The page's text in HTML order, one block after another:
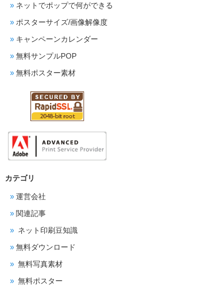
ネットでポップで何ができる
ポスターサイズ/画像解像度
キャンペーンカレンダー
無料サンプルPOP
無料ポスター素材
カテゴリ
運営会社
関連記事
ネット印刷豆知識
無料ダウンロード
無料写真素材
無料ポスター